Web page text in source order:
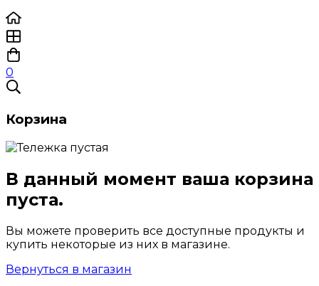
0
Корзина
В данный момент ваша корзина
пуста.
Вы можете проверить все доступные продукты и
купить некоторые из них в магазине.
Вернуться в магазин